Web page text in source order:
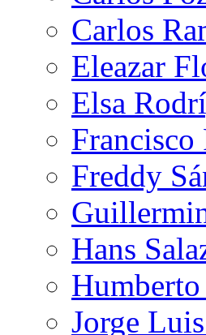
Carlos
Eleazar
Elsa
Freddy
Hans
Jorge